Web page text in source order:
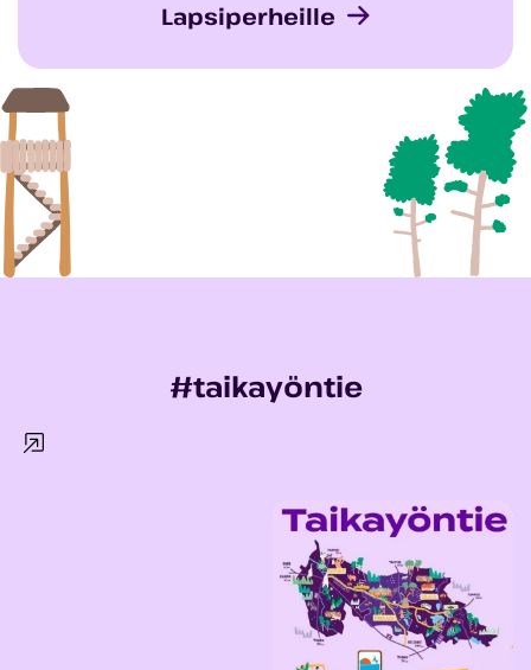
Lapsiperheille
#taikayöntie
KUTSU kevätkokoukseen
kahdelle/avec
25 0